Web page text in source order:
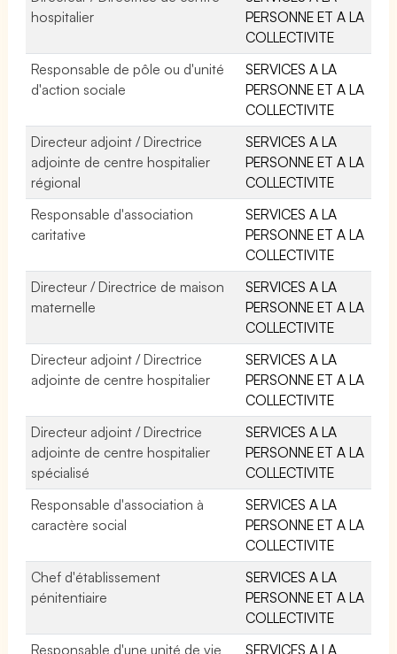
hospitalier
PERSONNE ET A LA
COLLECTIVITE
Responsable de pôle ou d'unité
d'action sociale
SERVICES A LA
PERSONNE ET A LA
COLLECTIVITE
Directeur adjoint / Directrice
adjointe de centre hospitalier
régional
SERVICES A LA
PERSONNE ET A LA
COLLECTIVITE
Responsable d'association
caritative
SERVICES A LA
PERSONNE ET A LA
COLLECTIVITE
Directeur / Directrice de maison
maternelle
SERVICES A LA
PERSONNE ET A LA
COLLECTIVITE
Directeur adjoint / Directrice
adjointe de centre hospitalier
SERVICES A LA
PERSONNE ET A LA
COLLECTIVITE
Directeur adjoint / Directrice
adjointe de centre hospitalier
spécialisé
SERVICES A LA
PERSONNE ET A LA
COLLECTIVITE
Responsable d'association à
caractère social
SERVICES A LA
PERSONNE ET A LA
COLLECTIVITE
Chef d'établissement
pénitentiaire
SERVICES A LA
PERSONNE ET A LA
COLLECTIVITE
Responsable d'une unité de vie
SERVICES A LA